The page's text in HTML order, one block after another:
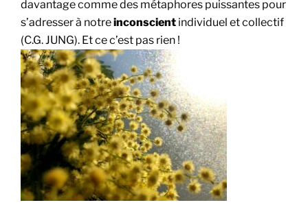
davantage comme des métaphores puissantes pour
s’adresser à notreinconscient individuel et collectif
(C.G. JUNG). Et ce c’est pas rien !